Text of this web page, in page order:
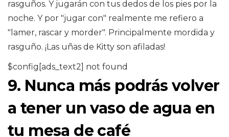
rasguños. Y jugarán con tus dedos de los pies por la
noche. Y por "jugar con" realmente me refiero a
"lamer, rascar y morder". Principalmente mordida y
rasguño. ¡Las uñas de Kitty son afiladas!
$config[ads_text2] not found
9. Nunca más podrás volver
a tener un vaso de agua en
tu mesa de café